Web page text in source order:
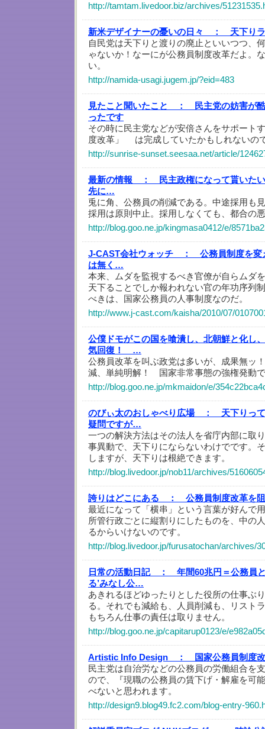
http://tamtam.livedoor.biz/archives/
新米デザイナーの憂いの日々 ：
天下り
自民党は天下りと渡りの廃止といいつつ、
ゃないか！なーにが公務員制度改革だよ。
い。
http://namida-usagi.jugem.jp/?eid=483
見たこと聞いたこと ：
民主党の妨害が
ったです
その時に民主党などが安倍さんをサポート
度改革」 は完成していたかもしれないの
http://sunrise-sunset.seesaa.net/article/
最新の情報 ：
民主政権になって貰いた
先に…
兎に角、公務員の削減である。中途採用も
採用は原則中止。採用しなくても、都合の
http://blog.goo.ne.jp/kingmasa0412/e/
J-CAST会社ウォッチ ：
公務員制度を
は無く…
本来、ムダを監視するべき官僚が自らムダ
天下ることでしか報われない官の年功序列
べきは、国家公務員の人事制度なのだ。
http://www.j-cast.com/kaisha/2010/07/
公僕ドモがこの国を喰潰し、北朝鮮と化し
気回復！ …
公務員改革を叫ぶ政党は多いが、成果無ッ
減、単純明解！ 国家非常事態の強権発動
http://blog.goo.ne.jp/mkmaidon/e/
のびぃ太のおしゃべり広場 ：
天下りっ
疑問ですが…
一つの解決方法はその法人を省庁内部に取
事異動で、天下りにならないわけでです。
しますが、天下りは根絶できます。
http://blog.livedoor.jp/nob11/archives/
誇りはどこにある ：
公務員制度改革を
最近になって「横串」という言葉が好んで
所管行政ごとに縦割りにしたものを、中の
るからいけないのです。
http://blog.livedoor.jp/furusatochan/archives/
日常の活動日記 ：
年間60兆円＝公務員
る’みなし公…
あきれるほどゆったりとした役所の仕事ぶ
る。それでも減給も、人員削減も、リスト
もちろん仕事の責任は取りません。
http://blog.goo.ne.jp/capitarup0123/e/
Artistic Info Design ：
国家公務員制度
民主党は自治労などの公務員の労働組合を
ので、『現職の公務員の賃下げ・解雇を可
べないと思われます。
http://design9.blog49.fc2.com/blog-entry-